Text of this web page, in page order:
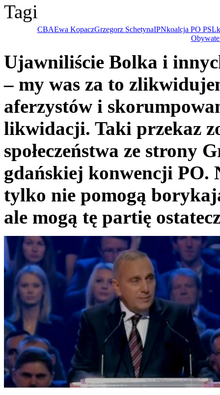
Tagi
CBAEwa KopaczGrzegorz SchetynaIPNkoalcja PO PSL
Ujawniliście Bolka i
– my was za to
aferzystów i
likwidacji. Taki przekaz
społeczeństwa ze strony
gdańskiej konwencji PO.
tylko nie pomogą
ale mogą tę partię